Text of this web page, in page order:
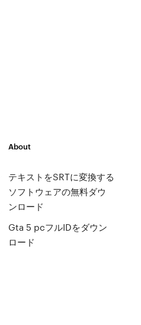
About
テキストをSRTに変換する
ソフトウェアの無料ダウ
ンロード
Gta 5 pcフルIDをダウン
ロード